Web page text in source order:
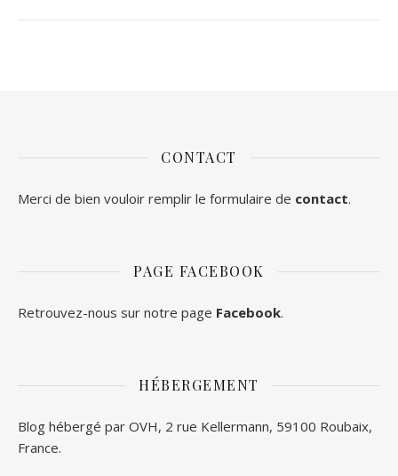
CONTACT
Merci de bien vouloir remplir le formulaire de contact.
PAGE FACEBOOK
Retrouvez-nous sur notre page Facebook.
HÉBERGEMENT
Blog hébergé par OVH, 2 rue Kellermann, 59100 Roubaix,
France.